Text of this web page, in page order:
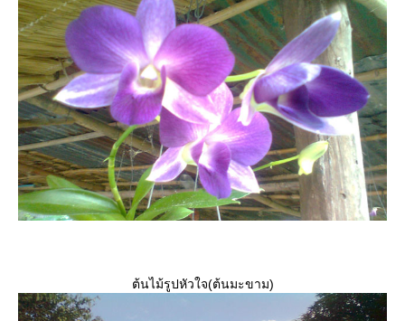
ต้นไม้รูปหัวใจ(ต้นมะขาม)